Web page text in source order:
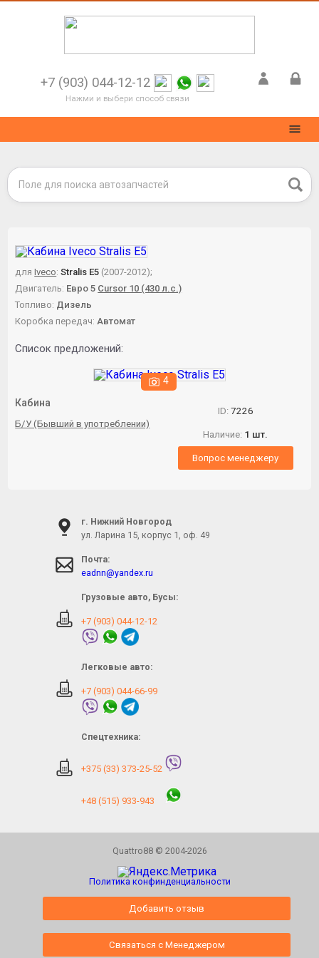
+7 (903) 044-12-12
Нажми и выбери способ связи
дляIveco:Stralis E5 (2007-2012);
Двигатель: Евро 5 Cursor 10 (430 л.с.)
Топливо: Дизель
Коробка передач: Автомат
Список предложений:
4
Кабина
Б/У (Бывший в употреблении)
ID: 7226
Наличие: 1 шт.
Вопрос менеджеру
г. Нижний Новгород
ул. Ларина 15, корпус 1, оф. 49
Почта:
eadnn@yandex.ru
Грузовые авто, Бусы:
+7 (903) 044-12-12
Легковые авто:
+7 (903) 044-66-99
Спецтехника:
+375 (33) 373-25-52
+48 (515) 933-943
Quattro88 © 2004-2026
Политика конфинденциальности
Добавить отзыв
Связаться с Менеджером